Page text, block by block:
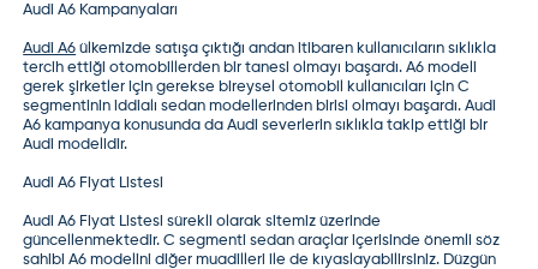
Audi A6 Kampanyaları
Audi A6 ülkemizde satışa çıktığı andan itibaren kullanıcıların sıklıkla
tercih ettiği otomobillerden bir tanesi olmayı başardı. A6 modeli
gerek şirketler için gerekse bireysel otomobil kullanıcıları için C
segmentinin iddialı sedan modellerinden birisi olmayı başardı. Audi
A6 kampanya konusunda da Audi severlerin sıklıkla takip ettiği bir
Audi modelidir.
Audi A6 Fiyat Listesi
Audi A6 Fiyat Listesi sürekli olarak sitemiz üzerinde
güncellenmektedir.C segmenti sedan araçlar içerisinde önemli söz
sahibi A6 modelini diğer muadilleri ile de kıyaslayabilirsiniz. Düzgün